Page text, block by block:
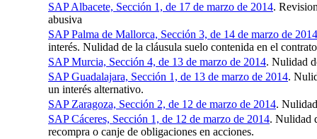
SAP Albacete, Sección 1, de 17 de marzo de 2014.
abusiva
SAP Palma de Mallorca, Sección 3, de 14 de marzo de 2014
interés. Nulidad de la cláusula suelo contenida en el
SAP Murcia, Sección 4, de 13 de marzo de 2014. Nulidad
SAP Guadalajara, Sección 1, de 13 de marzo de 2014.
un interés alternativo.
SAP Zaragoza, Sección 2, de 12 de marzo de 2014.
SAP Cáceres, Sección 1, de 12 de marzo de 2014. Nulidad
recompra o canje de obligaciones en acciones.